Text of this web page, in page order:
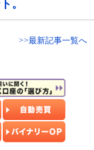
。
>>最新記事一覧へ